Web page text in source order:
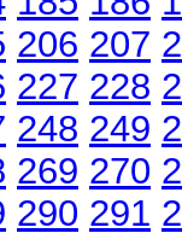
206 207
227 228
248 249
269 270
290 291